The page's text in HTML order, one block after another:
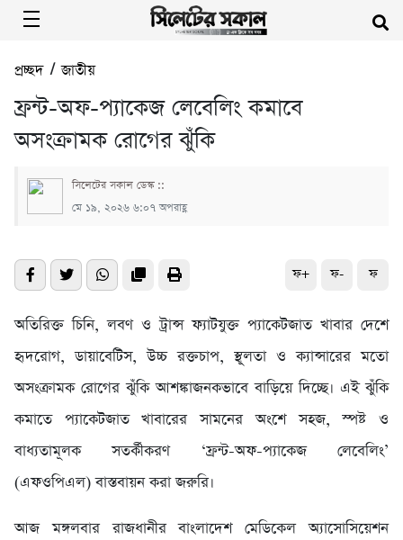
প্রচ্ছদ/জাতীয়
ফ্রন্ট-অফ-প্যাকেজ লেবেলিং কমাবে
অসংক্রামক রোগের ঝুঁকি
সিলেটের সকাল ডেস্ক ::
মে ১৯, ২০২৬ ৬:০৭ অপরাহ্ণ
ফ+ ফ- ফ
অতিরিক্ত চিনি, লবণ ও ট্রান্স ফ্যাটযুক্ত প্যাকেটজাত খাবার দেশে
হৃদরোগ, ডায়াবেটিস, উচ্চ রক্তচাপ, স্থূলতা ও ক্যান্সারের মতো
অসংক্রামক রোগের ঝুঁকি আশঙ্কাজনকভাবে বাড়িয়ে দিচ্ছে। এই ঝুঁকি
কমাতে প্যাকেটজাত খাবারের সামনের অংশে সহজ, স্পষ্ট ও
বাধ্যতামূলক সতর্কীকরণ ‘ফ্রন্ট-অফ-প্যাকেজ লেবেলিং’
(এফওপিএল) বাস্তবায়ন করা জরুরি।
আজ মঙ্গলবার রাজধানীর বাংলাদেশ মেডিকেল অ্যাসোসিয়েশন